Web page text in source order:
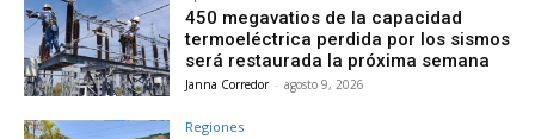
450 megavatios de la capacidad
termoeléctrica perdida por los sismos
será restaurada la próxima semana
Janna Corredor - agosto 9, 2026
Regiones